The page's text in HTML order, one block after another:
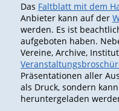
Das Faltblatt mit dem
Anbieter kann auf der
werden. Es ist
aufgeboten haben.
Vereine, Archive,
Präsentationen aller
als Druck, sondern
heruntergeladen